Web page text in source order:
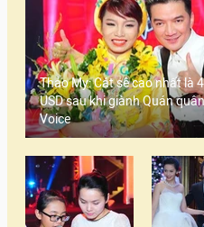
Thảo My: Cát sê cao nhất là
USD sau khi giành Quán
Voice